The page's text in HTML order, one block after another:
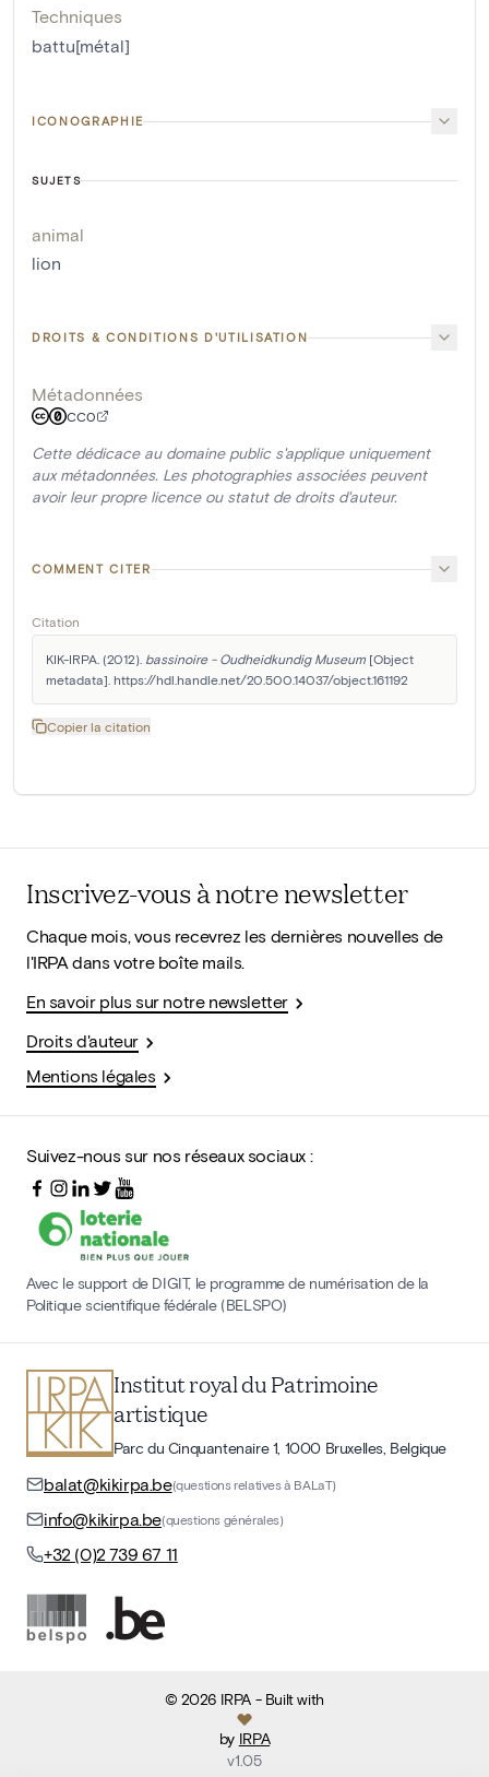
Techniques
battu[métal]
ICONOGRAPHIE
SUJETS
animal
lion
DROITS & CONDITIONS D'UTILISATION
Métadonnées
CC0
Cette dédicace au domaine public s'applique uniquement
aux métadonnées. Les photographies associées peuvent
avoir leur propre licence ou statut de droits d'auteur.
COMMENT CITER
Citation
KIK-IRPA. (2012). bassinoire - Oudheidkundig Museum [Object
metadata]. https://hdl.handle.net/20.500.14037/object.161192
Copier la citation
Inscrivez-vous à notre newsletter
Chaque mois, vous recevrez les dernières nouvelles de
l'IRPA dans votre boîte mails.
En savoir plus sur notre newsletter
Droits d'auteur
Mentions légales
Suivez-nous sur nos réseaux sociaux :
Avec le support de DIGIT, le programme de numérisation de la
Politique scientifique fédérale (BELSPO)
Institut royal du Patrimoine
artistique
Parc du Cinquantenaire 1, 1000 Bruxelles, Belgique
balat@kikirpa.be(questions relatives à BALaT)
info@kikirpa.be(questions générales)
+32 (0)2 739 67 11
©2026 IRPA- Built with
by IRPA
v1.05